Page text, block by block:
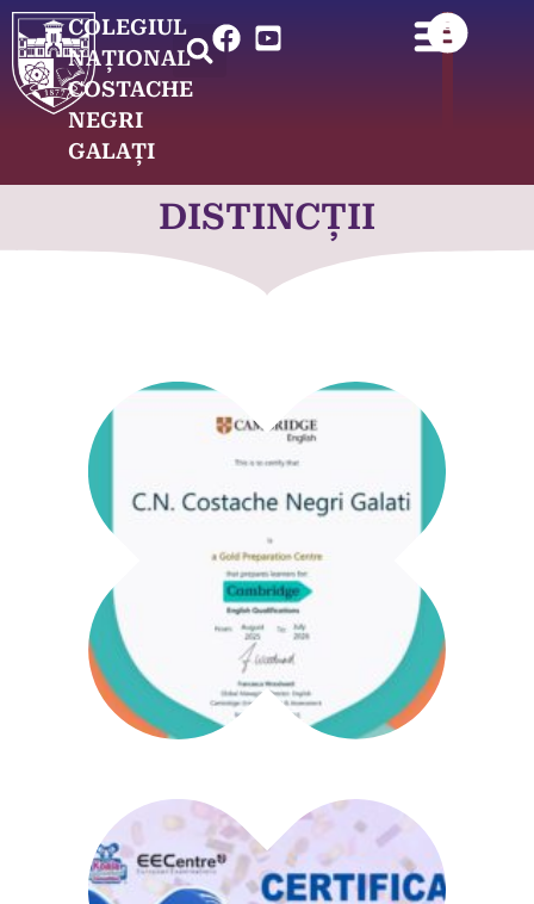
COLEGIUL
NAȚIONAL
COSTACHE
NEGRI
GALAȚI
DISTINCȚII